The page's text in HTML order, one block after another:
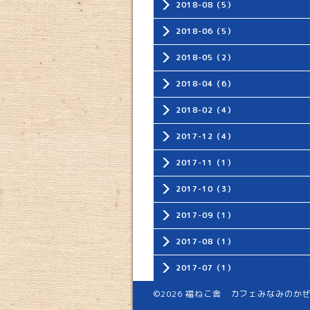
2018-08（5）
2018-06（5）
2018-05（2）
2018-04（6）
2018-02（4）
2017-12（4）
2017-11（1）
2017-10（3）
2017-09（1）
2017-08（1）
2017-07（1）
©2026 福ねこ舎 カフェみなみのかぜ